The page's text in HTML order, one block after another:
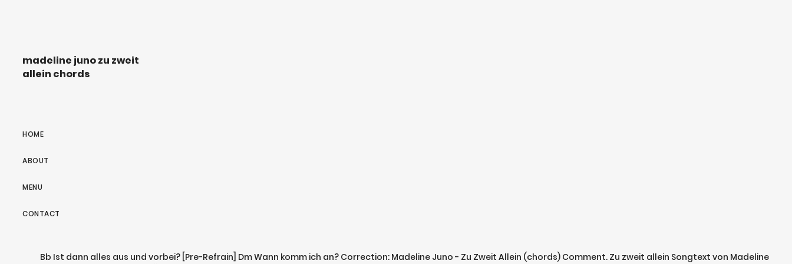
madeline juno zu zweit
allein chords
HOME
ABOUT
MENU
CONTACT
Bb Ist dann alles aus und vorbei? [Pre-Refrain] Dm Wann komm ich an? Correction: Madeline Juno - Zu Zweit Allein (chords) Comment. Zu zweit allein Songtext von Madeline